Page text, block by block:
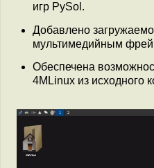
игр PySol.
Добавлено
мультимедийным
Обеспечена
4MLinux из исходного